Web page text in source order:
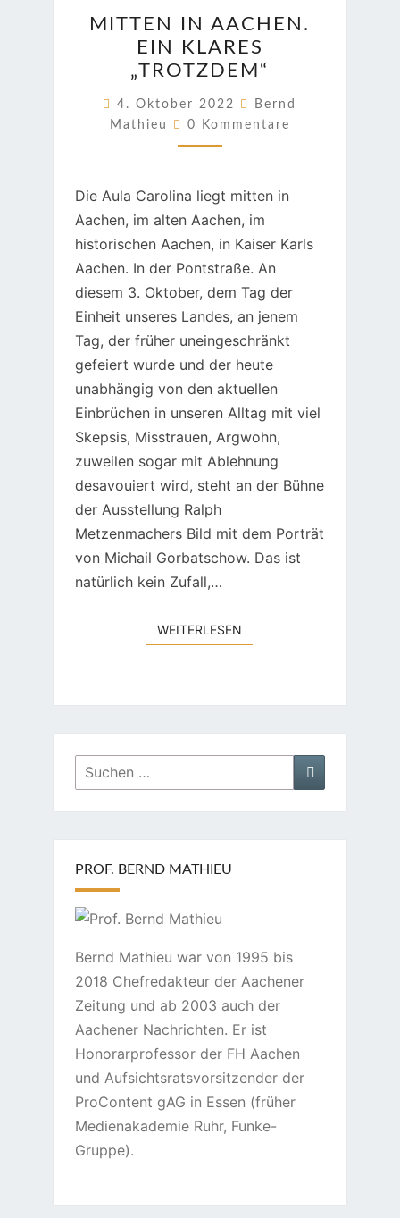
IN
AACHEN.
EIN
KLARES
„TROTZDEM“
MITTEN IN AACHEN.
EIN KLARES
„TROTZDEM“
4. Oktober 2022
Bernd
Mathieu
Kommentare
0 Kommentare
Die Aula Carolina liegt mitten in
Aachen, im alten Aachen, im
historischen Aachen, in Kaiser Karls
Aachen. In der Pontstraße. An
diesem 3. Oktober, dem Tag der
Einheit unseres Landes, an jenem
Tag, der früher uneingeschränkt
gefeiert wurde und der heute
unabhängig von den aktuellen
Einbrüchen in unseren Alltag mit viel
Skepsis, Misstrauen, Argwohn,
zuweilen sogar mit Ablehnung
desavouiert wird, steht an der Bühne
der Ausstellung Ralph
Metzenmachers Bild mit dem Porträt
von Michail Gorbatschow. Das ist
natürlich kein Zufall,…
WEITERLESEN
Suchen
nach:
Suchen
PROF. BERND MATHIEU
Bernd Mathieu war von 1995 bis
2018 Chefredakteur der Aachener
Zeitung und ab 2003 auch der
Aachener Nachrichten. Er ist
Honorarprofessor der FH Aachen
und Aufsichtsratsvorsitzender der
ProContent gAG in Essen (früher
Medienakademie Ruhr, Funke-
Gruppe).